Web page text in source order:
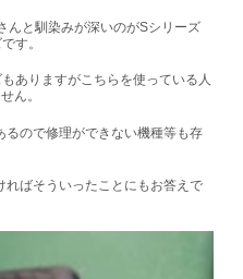
んと馴染みが深いのがSシリーズ
す。
ありますがこちらを使っている人
ん。
るので修理ができない機種等も存
ばそういったことにもお答えで